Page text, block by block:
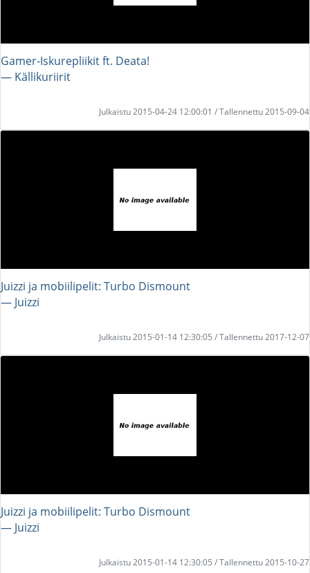
Gamer-Iskurepliikit ft. Deata!
― Källikuriirit
Julkaistu 2015-04-24 12:00:01 / Tallennettu 2015-09-04
Juizzi ja mobiilipelit: Turbo Dismount
― Juizzi
Julkaistu 2015-01-14 12:30:05 / Tallennettu 2017-12-07
Juizzi ja mobiilipelit: Turbo Dismount
― Juizzi
Julkaistu 2015-01-14 12:30:05 / Tallennettu 2015-10-27